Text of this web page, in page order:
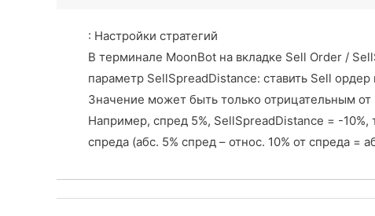
: Настройки стратегий
В терминале MoonBot на вкладке Sell Order /
параметр SellSpreadDistance: ставить Sell
Значение может быть только отрицательным от
Например, спред 5%, SellSpreadDistance = -10%,
спреда (абс. 5% спред – относ. 10% от спреда =